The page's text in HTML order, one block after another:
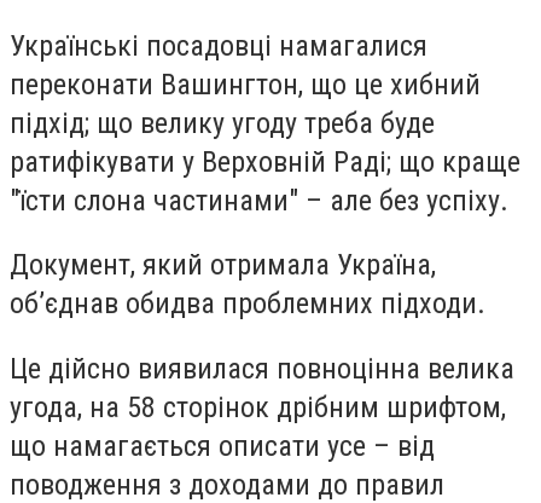
Українські посадовці намагалися
переконати Вашингтон, що це хибний
підхід; що велику угоду треба буде
ратифікувати у Верховній Раді; що краще
"їсти слона частинами" – але без успіху.
Документ, який отримала Україна,
об’єднав обидва проблемних підходи.
Це дійсно виявилася повноцінна велика
угода, на 58 сторінок дрібним шрифтом,
що намагається описати усе – від
поводження з доходами до правил